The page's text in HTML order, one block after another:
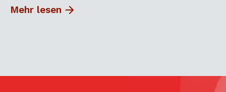
Mehr lesen